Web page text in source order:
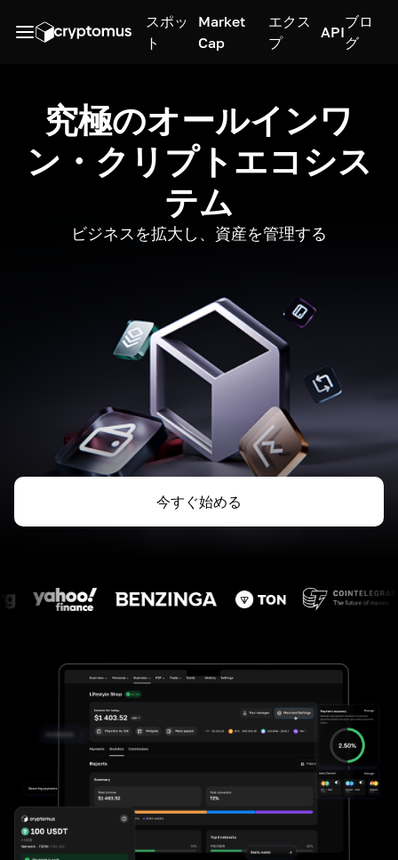
スポッ
ト
Market
Cap
エクス
プ
API
ブロ
グ
究極のオールインワ
ン・クリプトエコシス
テム
ビジネスを拡大し、資産を管理する
今すぐ始める